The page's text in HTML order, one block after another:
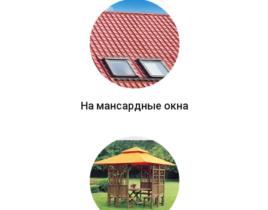
На мансардные окна